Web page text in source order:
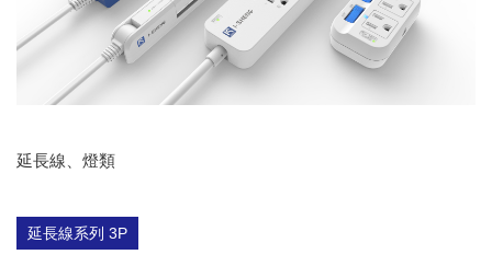
延長線、燈類
延長線系列 3P